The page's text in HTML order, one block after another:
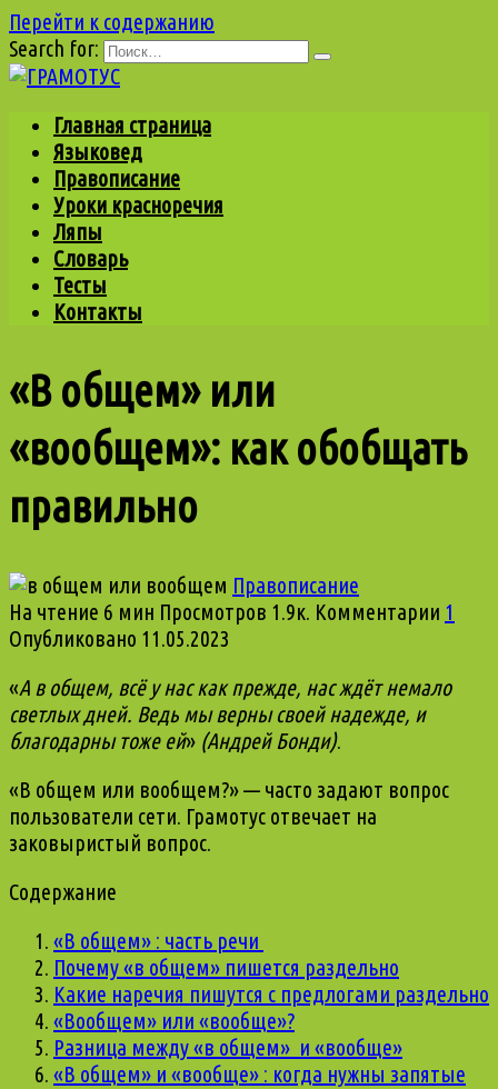
Перейти к содержанию
Search for:
Главная страница
Языковед
Правописание
Уроки красноречия
Ляпы
Словарь
Тесты
Контакты
«В общем» или
«вообщем»: как обобщать
правильно
Правописание
На чтение 6 мин Просмотров 1.9к. Комментарии 1
Опубликовано 11.05.2023
«А в общем, всё у нас как прежде, нас ждёт немало
светлых дней. Ведь мы верны своей надежде, и
благодарны тоже ей» (Андрей Бонди).
«В общем или вообщем?» — часто задают вопрос
пользователи сети. Грамотус отвечает на
заковыристый вопрос.
Содержание
«В общем» : часть речи
Почему «в общем» пишется раздельно
Какие наречия пишутся с предлогами раздельно
«Вообщем» или «вообще»?
Разница между «в общем» и «вообще»
«В общем» и «вообще» : когда нужны запятые